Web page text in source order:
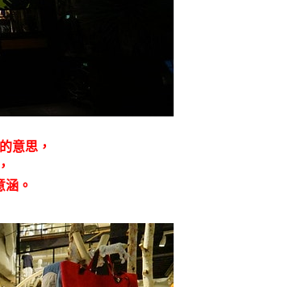
意思，
。